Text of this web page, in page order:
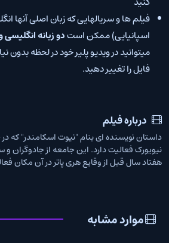
فیلم ها و سریالهایی که زبان اصلی آنها
اسپانیایی) ممکن استدو زبانه
میتوانید در ویدیو پلیر خود در لحظه بدون
فایل را تغییر دهید.
درباره فیلم
داستان نویسنده ای بنام "نیوت اسکامندر" که
نیویورک فعالیت دارد. این جامعه از جادوگران
هفتاد سال قبل از وقایع هری پاتر در آن مکان
موارد مشابه